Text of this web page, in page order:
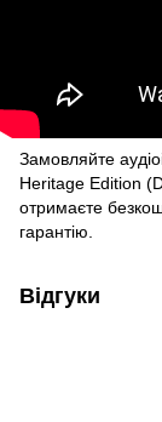
Замовляйте
Heritage Edition
отримаєте
гарантію.
Відгуки